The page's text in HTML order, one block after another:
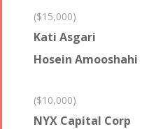
($15,000)
Kati Asgari
Hosein Amooshahi
($10,000)
NYX Capital Corp